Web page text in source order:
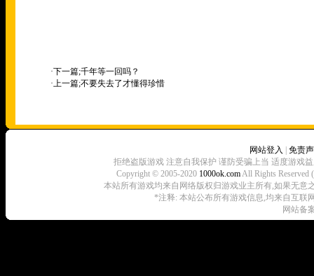
·下一篇;千年等一回吗？
·上一篇;不要失去了才懂得珍惜
网站登入
免责
拒绝盗版游戏 注意自我保护 谨防受骗上当 适度游戏
Copyright © 2005-2020 1000ok.comAll Rights
本站所有游戏均来自网络版权归游戏业主所有,如果无意
*注释: 本站公布所有游戏信息,均来自互联
网站备